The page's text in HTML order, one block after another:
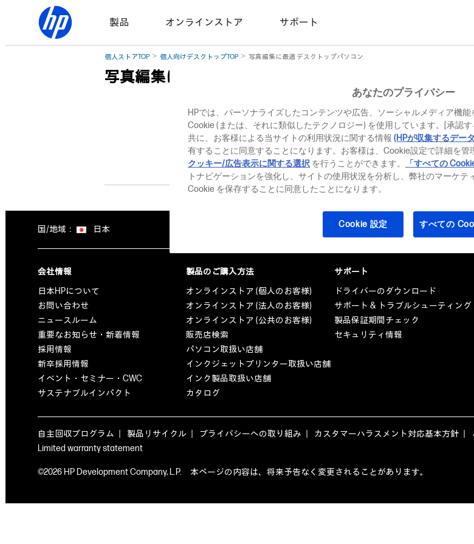
製品 オンラインストア サポート
個人ストアTOP 個人向けデスクトップTOP 写真編集に最適 デスクトップパソコン
写真編集に最適 デスクトップパソコン
国/地域： 日本
会社情報
日本HPについて
お問い合わせ
ニュースルーム
重要なお知らせ・新着情報
採用情報
新卒採用情報
イベント・セミナー・CWC
サステナブルインパクト
製品のご購入方法
オンラインストア (個人のお客様)
オンラインストア (法人のお客様)
オンラインストア (公共のお客様)
販売店検索
パソコン取扱い店舗
インクジェットプリンター取扱い店舗
インク製品取扱い店舗
カタログ
サポート
ドライバーのダウンロード
サポート & トラブルシューティング
製品保証期間チェック
セキュリティ情報
自主回収プログラム 製品リサイクル プライバシーへの取り組み カスタマーハラスメント対応基本方針
Limited warranty statement
©2026 HP Development Company, L.P. 本ページの内容は、将来予告なく変更されることがあります。
あなたのプライバシー
HPでは、パーソナライズしたコンテンツや広告、ソーシャルメディア機
Cookie (または、それに類似したテクノロジー) を使用しています。[承認
共に、お客様による当サイトの利用状況に関する情報 (HPが収集するデー
有することに同意することになります。お客様は、Cookie設定で詳細を管
クッキー/広告表示に関する選択 を行うことができます。 「すべての
トナビゲーションを強化し、サイトの使用状況を分析し、弊社のマーケ
Cookie を保存することに同意したことになります。
Cookie 設定 すべての